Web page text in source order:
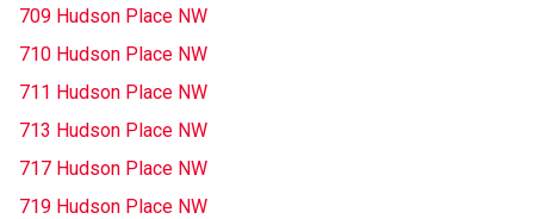
709 Hudson Place NW
710 Hudson Place NW
711 Hudson Place NW
713 Hudson Place NW
717 Hudson Place NW
719 Hudson Place NW